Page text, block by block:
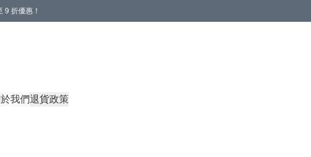
9 折優惠！
我們退貨政策